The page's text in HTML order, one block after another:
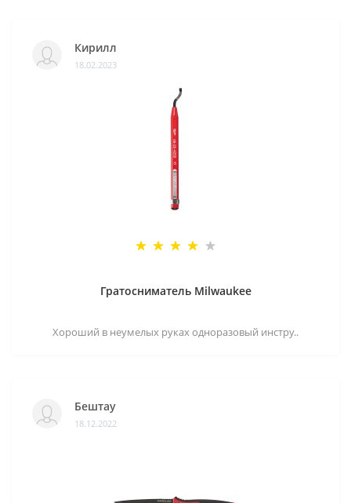
Кирилл
18.02.2023
Гратосниматель Milwaukee
Хороший в неумелых руках одноразовый инстру..
Бештау
18.12.2022